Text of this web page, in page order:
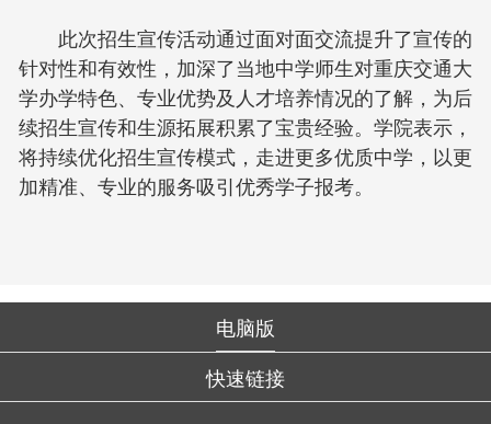
此次招生宣传活动通过面对面交流提升了宣传的
针对性和有效性，加深了当地中学师生对重庆交通大
学办学特色、专业优势及人才培养情况的了解，为后
续招生宣传和生源拓展积累了宝贵经验。学院表示，
将持续优化招生宣传模式，走进更多优质中学，以更
加精准、专业的服务吸引优秀学子报考。
电脑版
快速链接